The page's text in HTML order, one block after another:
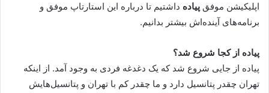
اپلیکیشن موفق پیاده داشتیم تا درباره این استارتاپ موفق و
برنامه‌های آینده‌‌اش بیشتر بدانیم.
پیاده از کجا شروع شد؟
پیاده از جایی شروع شد که یک دغدغه فردی به وجود آمد. از اینکه
تهران چقدر پتانسیل دارد و ما چقدر کم با تهران و پتانسیل‌هایش